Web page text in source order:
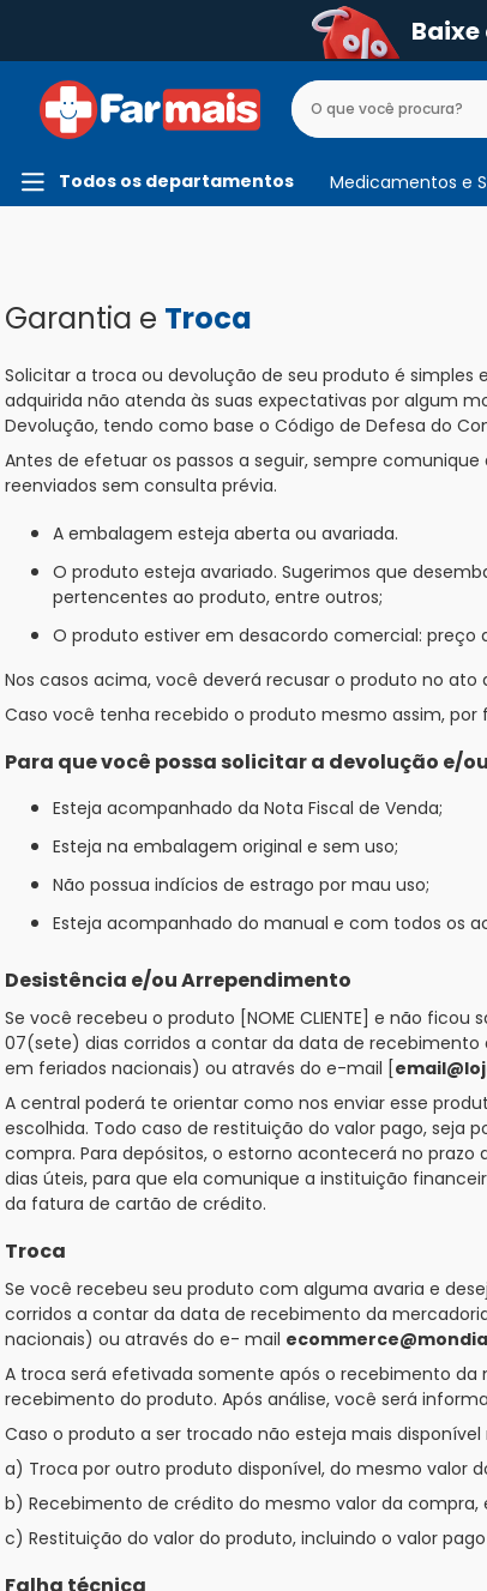
Todos os departamentos Medicamentos e
Garantia e Troca
Solicitar a troca ou devolução de seu produto é
adquirida não atenda às suas expectativas por algum
Devolução, tendo como base o Código de Defesa do
Antes de efetuar os passos a seguir, sempre
reenviados sem consulta prévia.
A embalagem esteja aberta ou avariada.
O produto esteja avariado. Sugerimos que
pertencentes ao produto, entre outros;
O produto estiver em desacordo comercial:
Nos casos acima, você deverá recusar o produto no
Caso você tenha recebido o produto mesmo assim,
Para que você possa solicitar a devolução e/
Esteja acompanhado da Nota Fiscal de Venda;
Esteja na embalagem original e sem uso;
Não possua indícios de estrago por mau uso;
Esteja acompanhado do manual e com todos os
Desistência e/ou Arrependimento
Se você recebeu o produto [NOME CLIENTE] e não
07(sete) dias corridos a contar da data de recebimento
em feriados nacionais) ou através do e-mail [
A central poderá te orientar como nos enviar esse
escolhida. Todo caso de restituição do valor pago,
compra. Para depósitos, o estorno acontecerá no
dias úteis, para que ela comunique a instituição
da fatura de cartão de crédito.
Troca
Se você recebeu seu produto com alguma avaria e
corridos a contar da data de recebimento da
nacionais) ou através do e- mail
A troca será efetivada somente após o recebimento da
recebimento do produto. Após análise, você será
Caso o produto a ser trocado não esteja mais
a) Troca por outro produto disponível, do mesmo valor
b) Recebimento de crédito do mesmo valor da
c) Restituição do valor do produto, incluindo o valor
Falha técnica